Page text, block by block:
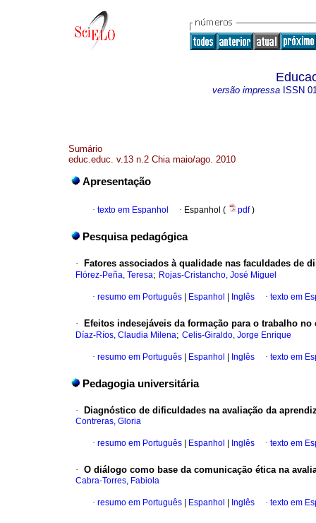
versão impressa ISSN
Sumário
educ.educ. v.13 n.2 Chia maio/ago. 2010
Apresentação
· texto em Espanhol · Espanhol ( pdf)
Pesquisa pedagógica
· Fatores associados à qualidade nas faculdades de
Flórez-Peña, Teresa; Rojas-Cristancho, José Miguel
· resumo em Português Espanhol Inglês · texto em
· Efeitos indesejáveis da formação para o trabalho
Díaz-Ríos, Claudia Milena; Celis-Giraldo, Jorge Enrique
· resumo em Português Espanhol Inglês · texto em
Pedagogia universitária
· Diagnóstico de dificuldades na avaliação da
Contreras, Gloria
· resumo em Português Espanhol Inglês · texto em
· O diálogo como base da comunicação ética na
Cabra-Torres, Fabiola
· resumo em Português Espanhol Inglês · texto em